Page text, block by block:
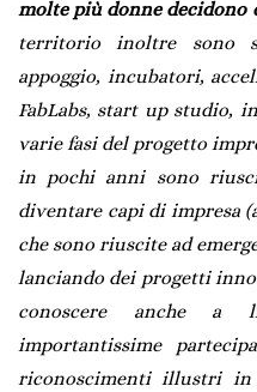
molte più donne
territorio inoltre sono
appoggio, incubatori,
FabLabs, start up studio,
varie fasi del progetto
in pochi anni sono
diventare capi di impresa
che sono riuscite ad
lanciando dei progetti
conoscere anche a
importantissime
riconoscimenti illustri